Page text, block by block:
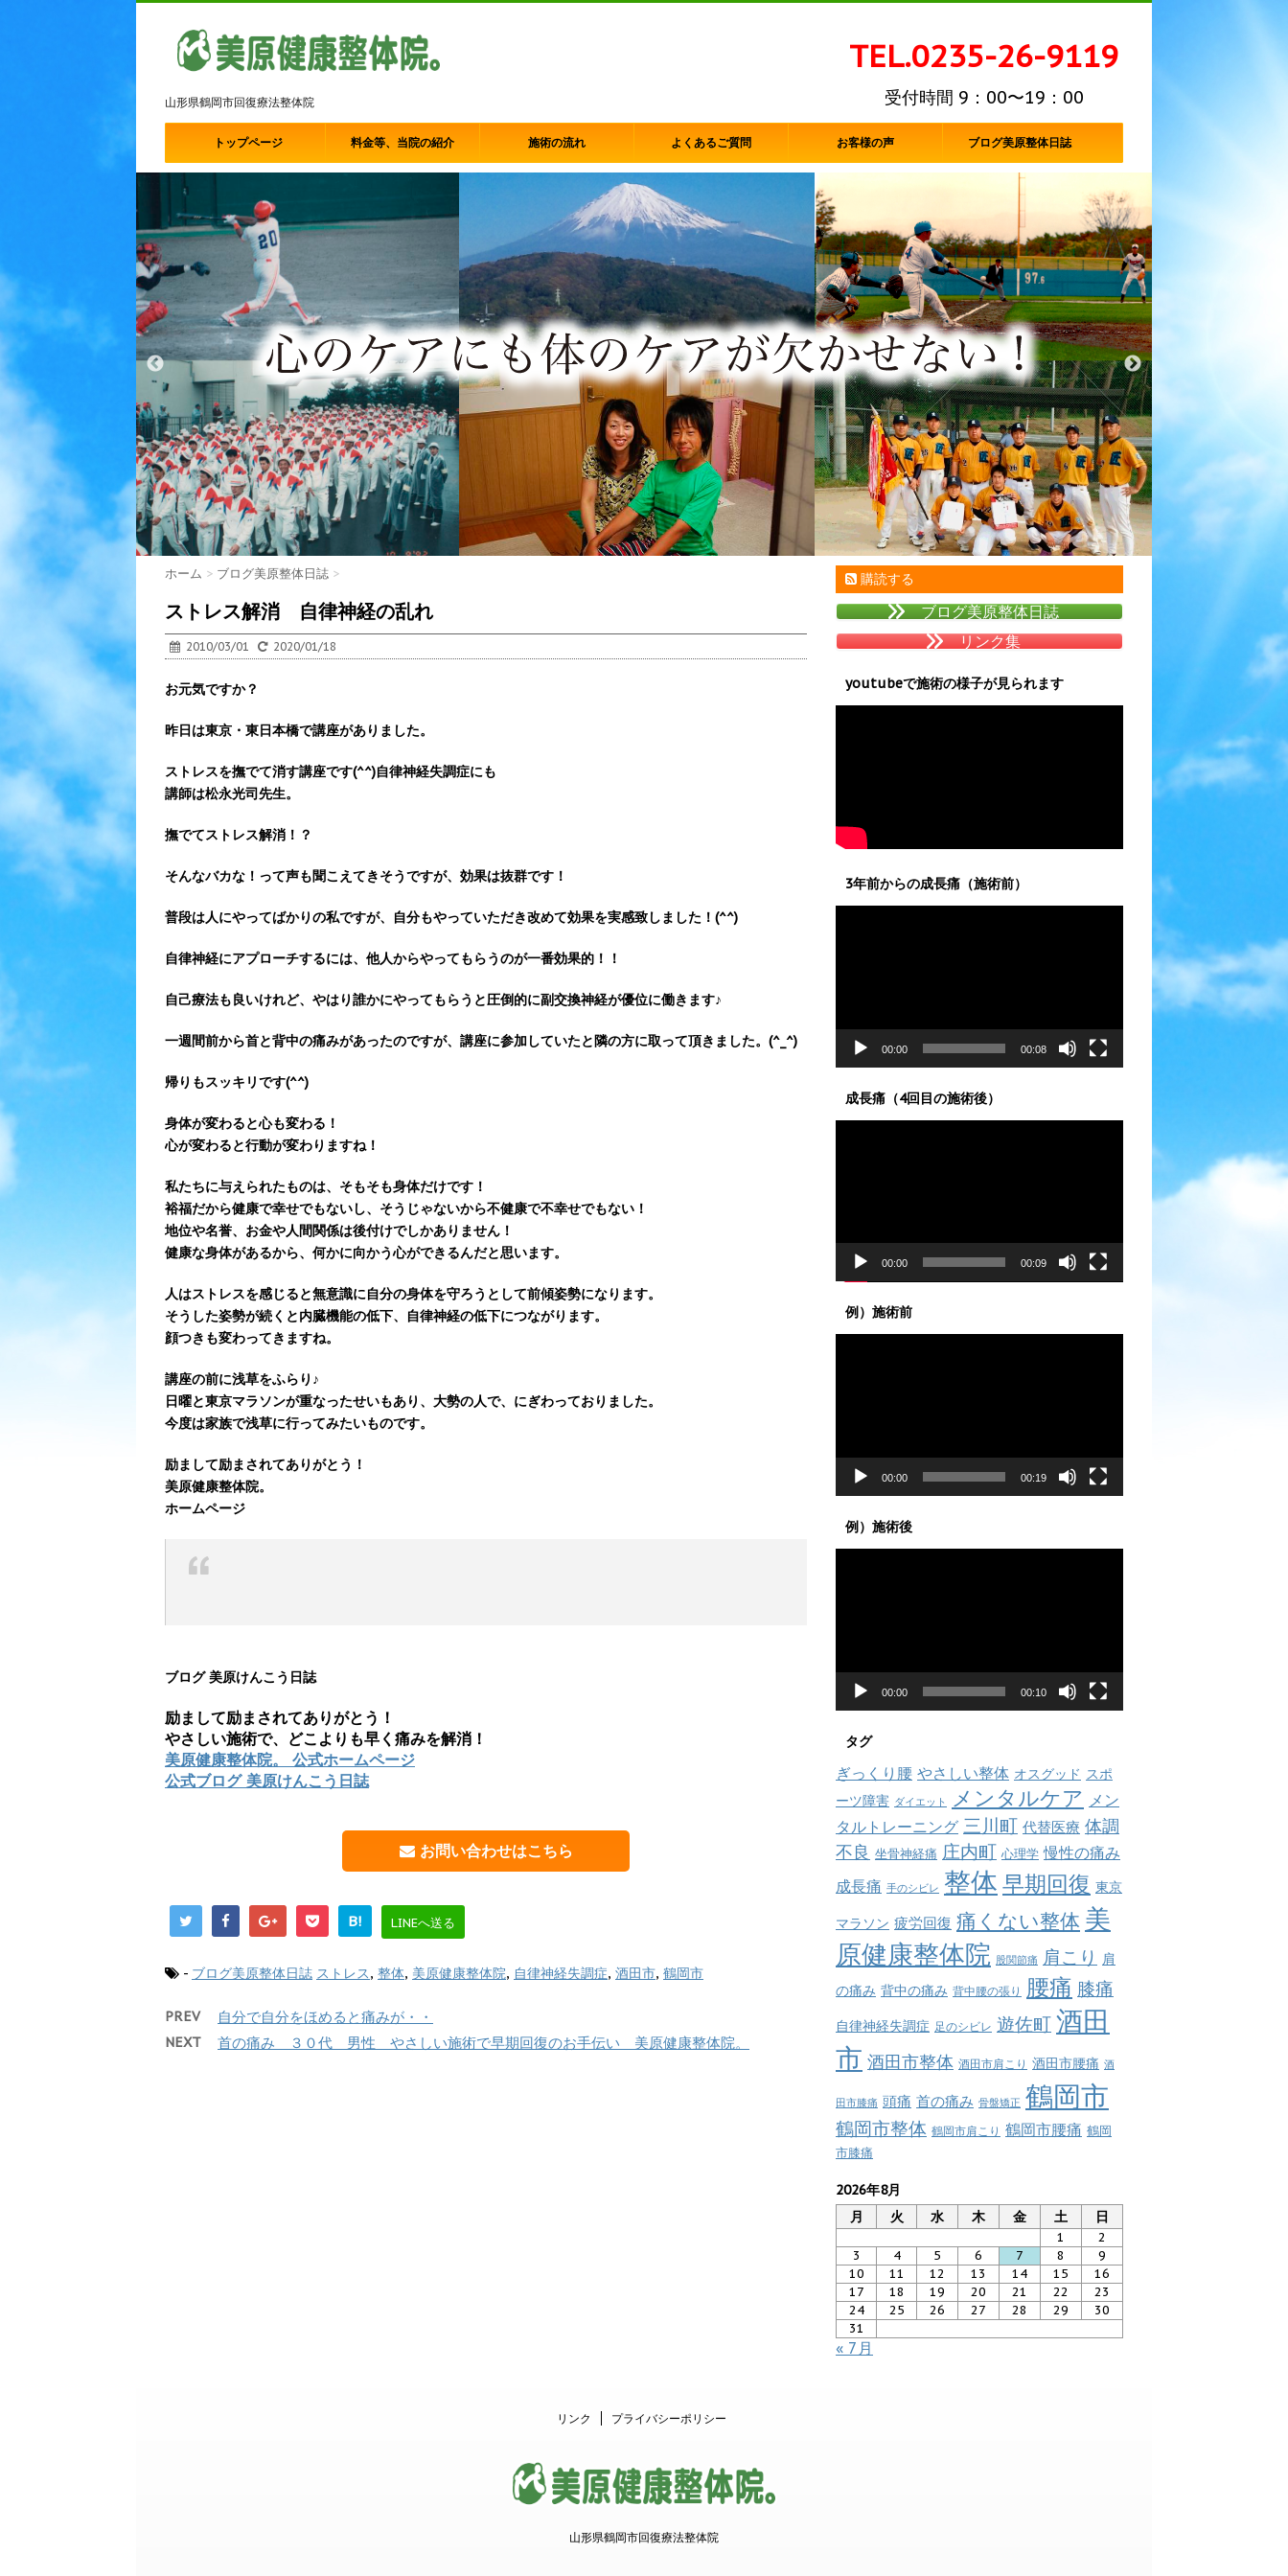
山形県鶴岡市回復療法整体院
TEL.0235-26-9119
受付時間 9：00〜19：00
トップページ 料金等、当院の紹介 施術の流れ よくあるご質問 お客様の声 ブログ美原整体日誌
ホーム > ブログ美原整体日誌 >
ストレス解消 自律神経の乱れ
2010/03/01 2020/01/18
お元気ですか？
昨日は東京・東日本橋で講座がありました。
ストレスを撫でて消す講座です(^^)自律神経失調症にも
講師は松永光司先生。
撫でてストレス解消！？
そんなバカな！って声も聞こえてきそうですが、効果は抜群です！
普段は人にやってばかりの私ですが、自分もやっていただき改めて効果を実感致しました！(^^)
自律神経にアプローチするには、他人からやってもらうのが一番効果的！！
自己療法も良いけれど、やはり誰かにやってもらうと圧倒的に副交換神経が優位に働きます♪
一週間前から首と背中の痛みがあったのですが、講座に参加していたと隣の方に取って頂きました。(^_^)
帰りもスッキリです(^^)
身体が変わると心も変わる！
心が変わると行動が変わりますね！
私たちに与えられたものは、そもそも身体だけです！
裕福だから健康で幸せでもないし、そうじゃないから不健康で不幸せでもない！
地位や名誉、お金や人間関係は後付けでしかありません！
健康な身体があるから、何かに向かう心ができるんだと思います。
人はストレスを感じると無意識に自分の身体を守ろうとして前傾姿勢になります。
そうした姿勢が続くと内臓機能の低下、自律神経の低下につながります。
顔つきも変わってきますね。
講座の前に浅草をふらり♪
日曜と東京マラソンが重なったせいもあり、大勢の人で、にぎわっておりました。
今度は家族で浅草に行ってみたいものです。
励まして励まされてありがとう！
美原健康整体院。
ホームページ
ブログ 美原けんこう日誌
励まして励まされてありがとう！
やさしい施術で、どこよりも早く痛みを解消！
美原健康整体院。 公式ホームページ
公式ブログ 美原けんこう日誌
お問い合わせはこちら
B! LINEへ送る
- ブログ美原整体日誌 ストレス, 整体, 美原健康整体院, 自律神経失調症, 酒田市, 鶴岡市
PREV 自分で自分をほめると痛みが・・
NEXT 首の痛み ３０代 男性 やさしい施術で早期回復のお手伝い 美原健康整体院。
購読する
ブログ美原整体日誌
リンク集
youtubeで施術の様子が見られます
3年前からの成長痛（施術前）
00:00 00:08
成長痛（4回目の施術後）
00:00 00:09
例）施術前
00:00 00:19
例）施術後
00:00 00:10
タグ
ぎっくり腰 やさしい整体 オスグッド スポ
ーツ障害 ダイエット メンタルケア メン
タルトレーニング 三川町 代替医療 体調
不良 坐骨神経痛 庄内町 心理学 慢性の痛み
成長痛 手のシビレ 整体 早期回復 東京
マラソン 疲労回復 痛くない整体 美
原健康整体院 股関節痛 肩こり 肩
の痛み 背中の痛み 背中腰の張り 腰痛 膝痛
自律神経失調症 足のシビレ 遊佐町 酒田
市 酒田市整体 酒田市肩こり 酒田市腰痛 酒
田市膝痛 頭痛 首の痛み 骨盤矯正 鶴岡市
鶴岡市整体 鶴岡市肩こり 鶴岡市腰痛 鶴岡
市膝痛
2026年8月
月
火 水 木 金 土 日
1
2
3
4 5 6 7 8
9
10
11 12 13 14 15
16
17
18 19 20 21 22
23
24
25 26 27 28 29
30
31
« 7月
リンク プライバシーポリシー
山形県鶴岡市回復療法整体院